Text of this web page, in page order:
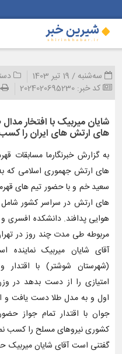
سه‌شنبه / 19 تیر 1403
کد خبر: 2024020695230
شایان میربیک با افتخار
های ارتش های ایران را
به گزارش خبرنگارما مسابقات
های ارتش جهموری اسلامی که
سعید خم و با حضور تیم های
های ارتش در سراسر کشور شامل
هوایی پدافند. دانشکده افسری
مربوطه طی مدت چند روز در
آقای شایان میربیک نماینده
(شهرستان شوشتر) با اقتدار
اول و به مدل طلا دست یافت و
جوان با اقتدار تمام جواز
کشوری نیروهای مسلح را کسب
گفتنی است آقای شایان میربیک